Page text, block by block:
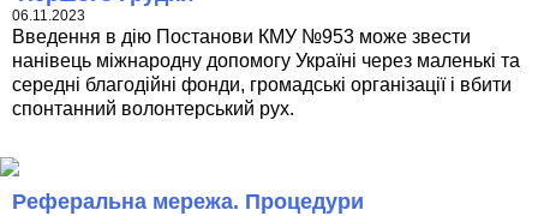
06.11.2023
Введення в дію Постанови КМУ №953 може звести
нанівець міжнародну допомогу Україні через маленькі та
середні благодійні фонди, громадські організації і вбити
спонтанний волонтерський рух.
Реферальна мережа. Процедури